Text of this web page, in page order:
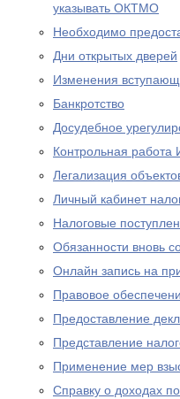
указывать ОКТМО
Необходимо
Дни открытых дверей
Изменения
Банкротство
Досудебное
Контрольная работа
Легализация
Личный кабинет
Налоговые
Обязанности вновь
Онлайн запись на
Правовое
Предоставление
Представление
Применение мер
Справку о доходах